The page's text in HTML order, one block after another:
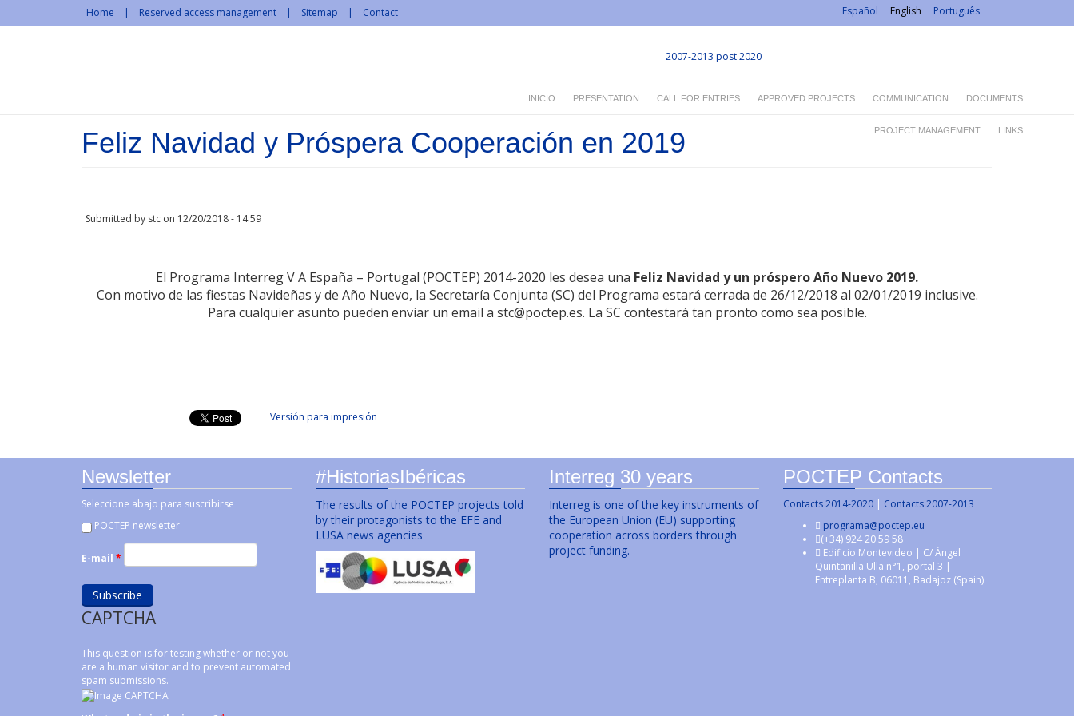
Skip to main contentHome Reserved access management Sitemap Contact Español English Português
INICIO PRESENTATION CALL FOR ENTRIES APPROVED PROJECTS COMMUNICATION DOCUMENTS
PROJECT MANAGEMENT LINKS
2007-2013 post 2020
Feliz Navidad y Próspera Cooperación en 2019
Submitted by stc on 12/20/2018 - 14:59
El Programa Interreg V A España – Portugal (POCTEP) 2014-2020 les desea una Feliz Navidad y un próspero Año Nuevo 2019.
Con motivo de las fiestas Navideñas y de Año Nuevo, la Secretaría Conjunta (SC) del Programa estará cerrada de 26/12/2018 al 02/01/2019 inclusive.
Para cualquier asunto pueden enviar un email a stc@poctep.es. La SC contestará tan pronto como sea posible.
Versión para impresión
Newsletter
Seleccione abajo para suscribirse
POCTEP newsletter
E-mail *
CAPTCHA
This question is for testing whether or not you
are a human visitor and to prevent automated
spam submissions.
#HistoriasIbéricas
The results of the POCTEP projects told
by their protagonists to the EFE and
LUSA news agencies
Interreg 30 years
Interreg is one of the key instruments of
the European Union (EU) supporting
cooperation across borders through
project funding.
POCTEP Contacts
Contacts 2014-2020| Contacts 2007-2013
programa@poctep.eu
(+34) 924 20 59 58
Edificio Montevideo | C/ Ángel
Quintanilla Ulla n°1, portal 3 |
Entreplanta B, 06011, Badajoz (Spain)